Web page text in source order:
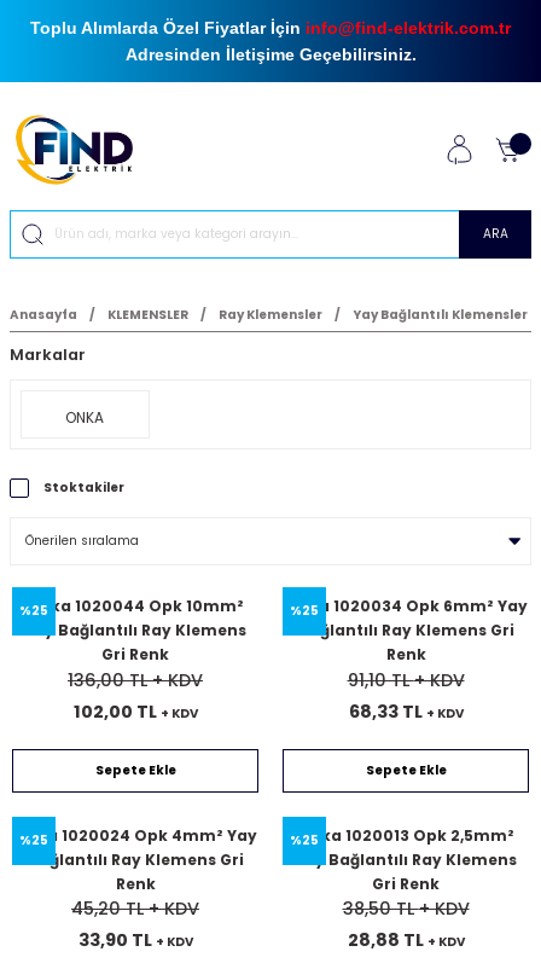
Toplu Alımlarda Özel Fiyatlar İçin info@find-elektrik.com.tr
Adresinden İletişime Geçebilirsiniz.
ARA
Anasayfa KLEMENSLER Ray Klemensler Yay Bağlantılı Klemensler
Markalar
ONKA
Stoktakiler
%25
Onka 1020044 Opk 10mm²
Yay Bağlantılı Ray Klemens
Gri Renk
136,00 TL+ KDV
102,00 TL + KDV
Sepete Ekle
%25
Onka 1020034 Opk 6mm² Yay
Bağlantılı Ray Klemens Gri
Renk
91,10 TL+ KDV
68,33 TL + KDV
Sepete Ekle
%25
Onka 1020024 Opk 4mm² Yay
Bağlantılı Ray Klemens Gri
Renk
45,20 TL+ KDV
33,90 TL + KDV
%25
Onka 1020013 Opk 2,5mm²
Yay Bağlantılı Ray Klemens
Gri Renk
38,50 TL+ KDV
28,88 TL + KDV